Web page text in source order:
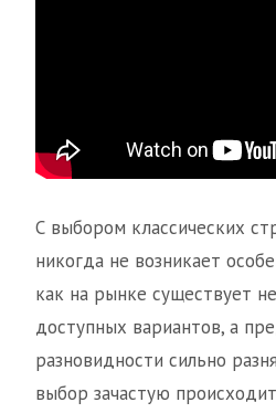
С выбором классических
никогда не возникает
как на рынке существует
доступных вариантов, а
разновидности сильно
выбор зачастую